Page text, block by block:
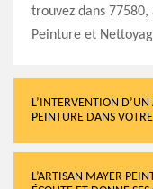
trouvez dans
Peinture et
L’INTERVENTION
PEINTURE DANS
L’ARTISAN MAYER